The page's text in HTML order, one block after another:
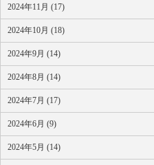
2024年11月 (17)
2024年10月 (18)
2024年9月 (14)
2024年8月 (14)
2024年7月 (17)
2024年6月 (9)
2024年5月 (14)